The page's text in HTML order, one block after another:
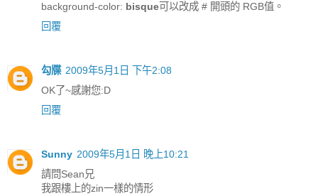
background-color: bisque可以改成 # 開頭的 RGB值。
回覆
勾牒 2009年5月1日 下午2:08
OK了~感謝您:D
回覆
Sunny 2009年5月1日 晚上10:21
請問Sean兄
我跟樓上的zin一樣的情形